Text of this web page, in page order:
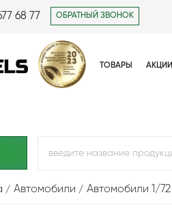
68 77 ОБРАТНЫЙ ЗВОНОК
ТОВАРЫ АКЦИИ
Автомобили Автомобили 1/72